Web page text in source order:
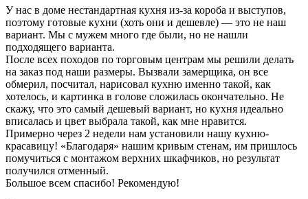
У нас в доме нестандартная кухня из-за короба и выступов,
поэтому готовые кухни (хоть они и дешевле) — это не наш
вариант. Мы с мужем много где были, но не нашли
подходящего варианта.
После всех походов по торговым центрам мы решили делать
на заказ под наши размеры. Вызвали замерщика, он все
обмерил, посчитал, нарисовал кухню именно такой, как
хотелось, и картинка в голове сложилась окончательно. Не
скажу, что это самый дешевый вариант, но кухня идеально
вписалась и цвет выбрала такой, как мне нравится.
Примерно через 2 недели нам установили нашу кухню-
красавицу! «Благодаря» нашим кривым стенам, им пришлось
помучиться с монтажом верхних шкафчиков, но результат
получился отменный.
Большое всем спасибо! Рекомендую!